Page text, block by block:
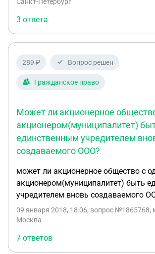
колхозов решен в нормативном
колхозникам предоставляется
Колхозники с этим не согласились и
Какой ответ им надлежит дать?
3 ответа
289 ₽ Вопрос решен
Гражданское право
Может ли акционерное
акционером(муниципалитет)
единственным учредителем
создаваемого ООО?
может ли акционерное общество с
акционером(муниципалитет) быть
учредителем вновь создаваемого
09 января 2018, 18:06, вопрос №1865768,
Москва
7 ответов